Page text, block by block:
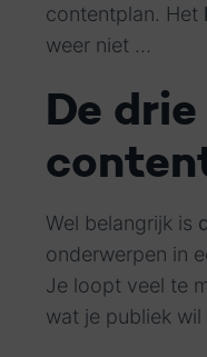
contentplan. Het
weer niet …
De
Wel belangrijk is
onderwerpen in
Je loopt veel te
wat je publiek wil